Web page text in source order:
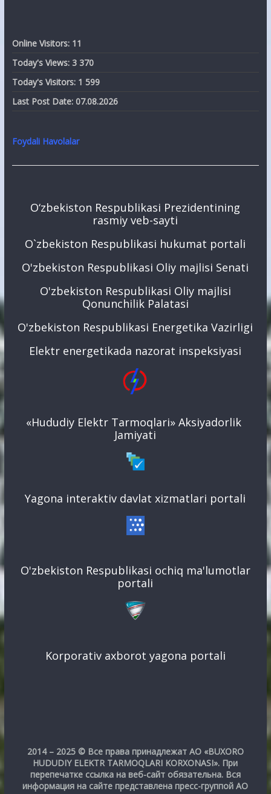
Online Visitors: 11
Today's Views: 3 370
Today's Visitors: 1 599
Last Post Date: 07.08.2026
Foydali Havolalar
O‘zbekiston Respublikasi Prezidentining
rasmiy veb-sayti
O`zbekiston Respublikasi hukumat portali
O'zbekiston Respublikasi Oliy majlisi Senati
O'zbekiston Respublikasi Oliy majlisi
Qonunchilik Palatasi
O'zbekiston Respublikasi Energetika Vazirligi
Elektr energetikada nazorat inspeksiyasi
«Hududiy Elektr Tarmoqlari» Aksiyadorlik
Jamiyati
Yagona interaktiv davlat xizmatlari portali
O'zbekiston Respublikasi ochiq ma'lumotlar
portali
Korporativ axborot yagona portali
2014 – 2025 © Все права принадлежат АО «BUXORO
HUDUDIY ELEKTR TARMOQLARI KORXONASI». При
перепечатке ссылка на веб-сайт обязательна. Вся
информация на сайте представлена пресс-группой АО